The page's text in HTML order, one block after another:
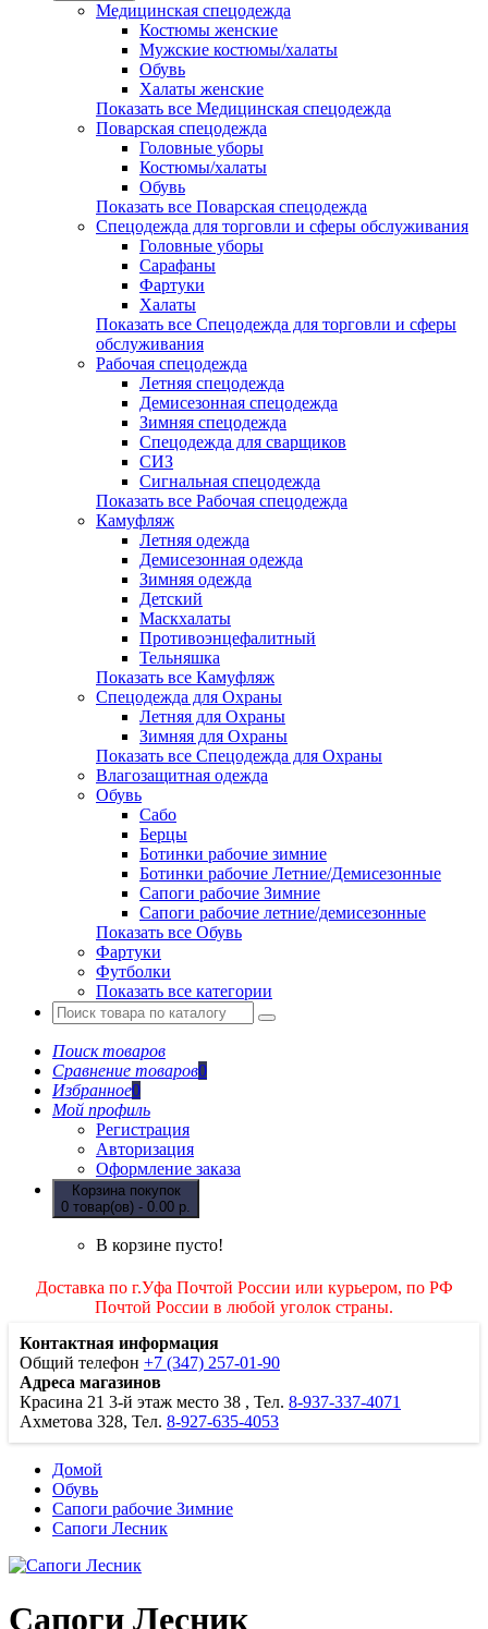
Медицинская спецодежда
Костюмы женские
Мужские костюмы/халаты
Обувь
Халаты женские
Показать все Медицинская спецодежда
Поварская спецодежда
Головные уборы
Костюмы/халаты
Обувь
Показать все Поварская спецодежда
Спецодежда для торговли и сферы обслуживания
Головные уборы
Сарафаны
Фартуки
Халаты
Показать все Спецодежда для торговли и сферы
обслуживания
Рабочая спецодежда
Летняя спецодежда
Демисезонная спецодежда
Зимняя спецодежда
Спецодежда для сварщиков
СИЗ
Сигнальная спецодежда
Показать все Рабочая спецодежда
Камуфляж
Летняя одежда
Демисезонная одежда
Зимняя одежда
Детский
Маскхалаты
Противоэнцефалитный
Тельняшка
Показать все Камуфляж
Спецодежда для Охраны
Летняя для Охраны
Зимняя для Охраны
Показать все Спецодежда для Охраны
Влагозащитная одежда
Обувь
Сабо
Берцы
Ботинки рабочие зимние
Ботинки рабочие Летние/Демисезонные
Сапоги рабочие Зимние
Сапоги рабочие летние/демисезонные
Показать все Обувь
Фартуки
Футболки
Показать все категории
Поиск товаров
Сравнение товаров0
Избранное0
Мой профиль
Регистрация
Авторизация
Оформление заказа
Корзина покупок
0 товар(ов) - 0.00 р.
В корзине пусто!
Доставка по г.Уфа Почтой России или курьером, по РФ
Почтой России в любой уголок страны.
Контактная информация
Общий телефон +7 (347) 257-01-90
Адреса магазинов
Красина 21 3-й этаж место 38 , Тел. 8-937-337-4071
Ахметова 328, Тел. 8-927-635-4053
Домой
Обувь
Сапоги рабочие Зимние
Сапоги Лесник
Сапоги Лесник